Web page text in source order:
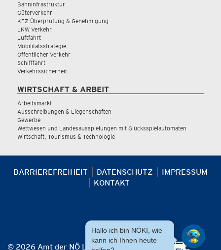
Bahninfrastruktur
Güterverkehr
KFZ-Überprüfung & Genehmigung
LKW Verkehr
Luftfahrt
Mobilitätsstrategie
Öffentlicher Verkehr
Schifffahrt
Verkehrssicherheit
WIRTSCHAFT & ARBEIT
Arbeitsmarkt
Ausschreibungen & Liegenschaften
Gewerbe
Wettwesen und Landesausspielungen mit Glücksspielautomaten
Wirtschaft, Tourismus & Technologie
BARRIEREFREIHEIT DATENSCHUTZ
IMPRESSUM
KONTAKT
© 2026 Amt der NÖ Landesregierung
Hallo ich bin NÖKI, wie
kann ich Ihnen heute